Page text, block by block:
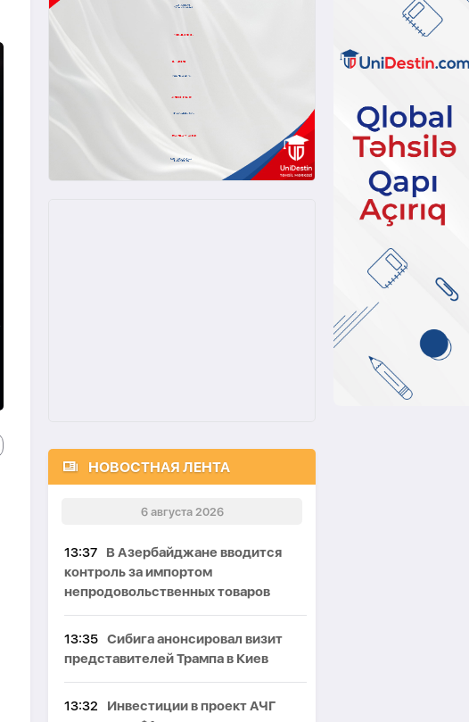
НОВОСТНАЯ ЛЕНТА
6 августа 2026
13:37
В Азербайджане вводится
контроль за импортом
непродовольственных товаров
13:35 Сибига анонсировал визит
представителей Трампа в Киев
13:32
Инвестиции в проект АЧГ